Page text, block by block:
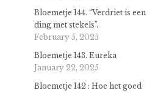
Bloemetje 144. “Verdriet is een
ding met stekels”.
February 5, 2025
Bloemetje 143. Eureka
January 22, 2025
Bloemetje 142 : Hoe het goed